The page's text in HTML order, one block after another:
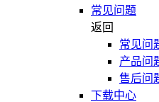
常见问题
返回
常见问
产品问
售后问
下载中心